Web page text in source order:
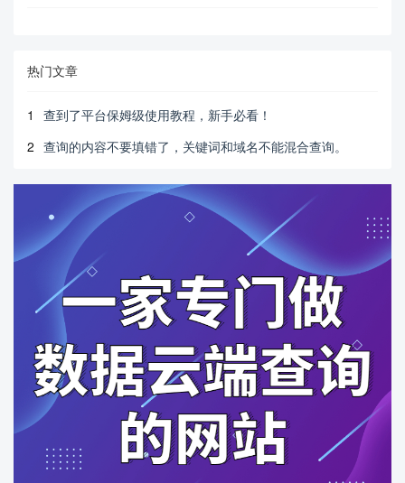
热门文章
1
查到了平台保姆级使用教程，新手必看！
2 查询的内容不要填错了，关键词和域名不能混合查询。